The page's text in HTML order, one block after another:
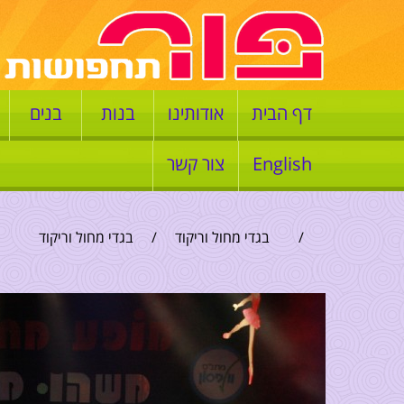
דף הבית אודותינו בנות בנים
English צור קשר
/ בגדי מחול וריקוד / בגדי מחול וריקוד